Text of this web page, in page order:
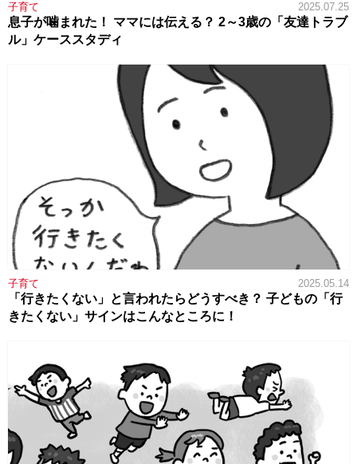
子育て 2025.07.25
息子が噛まれた！ ママには伝える？ 2～3歳の「友達トラブ
ル」ケーススタディ
子育て 2025.05.14
「行きたくない」と言われたらどうすべき？ 子どもの「行
きたくない」サインはこんなところに！